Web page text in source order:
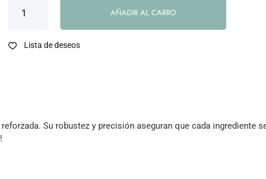
AÑADIR AL CARRO
Lista de deseos
Su robustez y precisión aseguran que cada ingrediente